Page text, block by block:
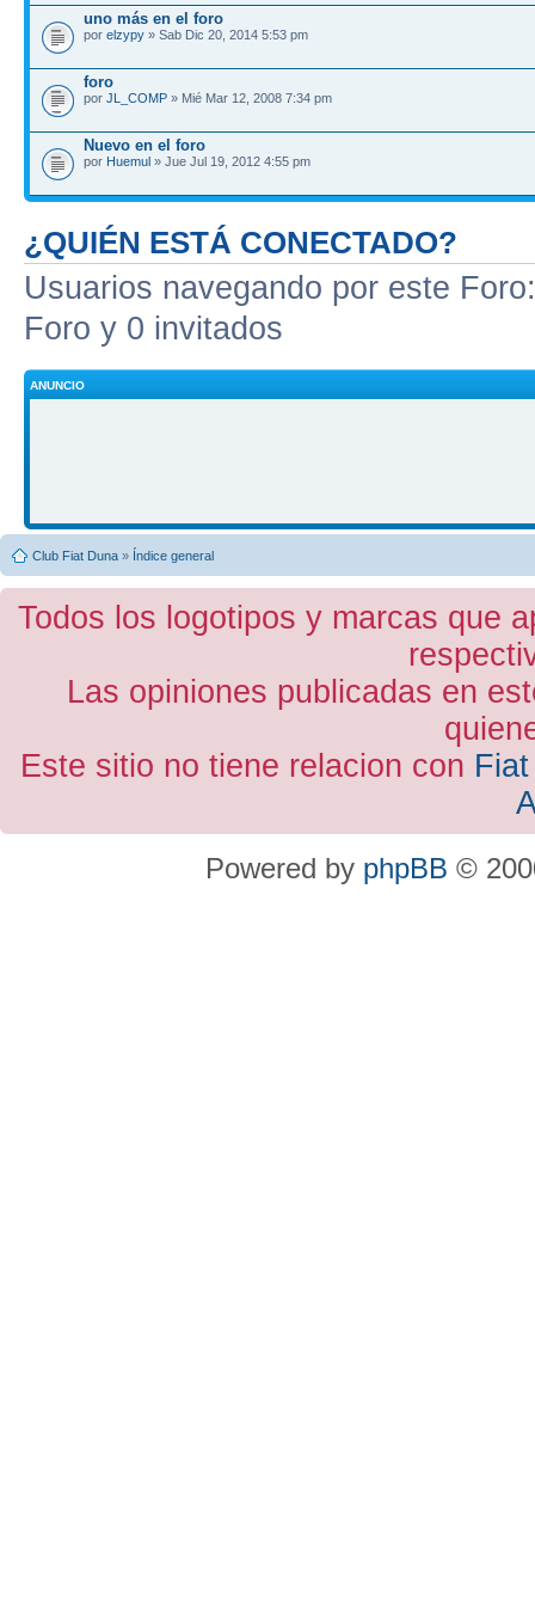
uno más en el foro
por elzypy » Sab Dic 20, 2014 5:53 pm
foro
por JL_COMP » Mié Mar 12, 2008 7:34 pm
Nuevo en el foro
por Huemul » Jue Jul 19, 2012 4:55 pm
¿QUIÉN ESTÁ CONECTADO?
Usuarios navegando por este
Foro y 0 invitados
ANUNCIO
Club Fiat Duna » Índice general
Todos los logotipos y marcas que
Las opiniones publicadas en
Este sitio no tiene relacion con
Powered by phpBB ©